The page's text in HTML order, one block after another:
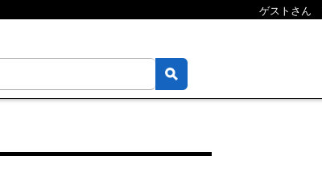
ゲストさん